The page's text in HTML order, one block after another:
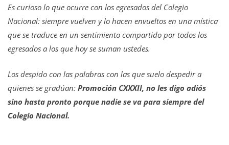
Es curioso lo que ocurre con los egresados del Colegio
Nacional: siempre vuelven y lo hacen envueltos en una mística
que se traduce en un sentimiento compartido por todos los
egresados a los que hoy se suman ustedes.
Los despido con las palabras con las que suelo despedir a
quienes se gradúan: Promoción CXXXII, no les digo adiós
sino hasta pronto porque nadie se va para siempre del
Colegio Nacional.